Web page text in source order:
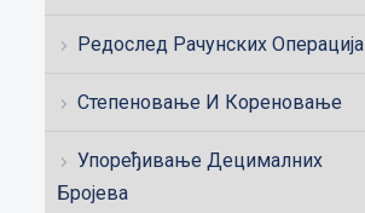
Редослед Рачунских Операција
Степеновање И Кореновање
Упоређивање Децималних
Бројева